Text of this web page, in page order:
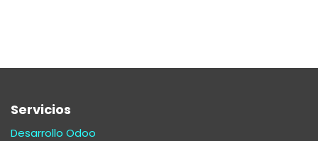
Servicios
Desarrollo Odoo